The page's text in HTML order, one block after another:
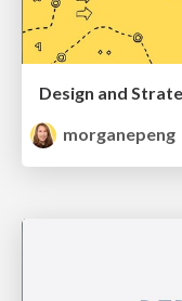
morganepeng